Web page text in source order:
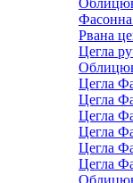
Рвана
Цегла
Цегла
Цегла
Цегла
Цегла
Цегла
Цегла